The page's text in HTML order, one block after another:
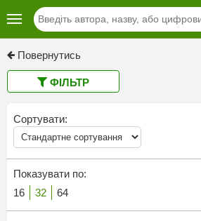
Повернутись
ФІЛЬТР
Сортувати:
Показувати по:
16
32 64